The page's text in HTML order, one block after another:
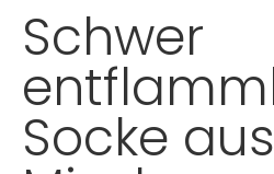
Schwer
Socke